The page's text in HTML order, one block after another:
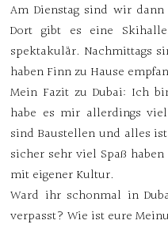
Am Dienstag sind wir
Dort gibt es eine
spektakulär. Nachmittags
haben Finn zu Hause
Mein Fazit zu Dubai: Ich
habe es mir allerdings
sind Baustellen und alles
sicher sehr viel Spaß
mit eigener Kultur.
Ward ihr schonmal in
verpasst? Wie ist eure